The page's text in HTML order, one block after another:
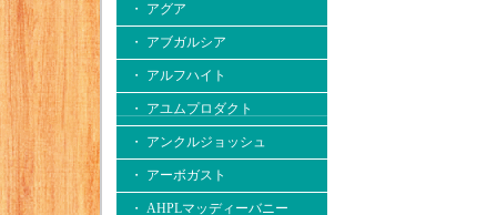
・ アグア
・ アブガルシア
・ アルフハイト
・ アユムプロダクト
・ アンクルジョッシュ
・ アーボガスト
・ AHPLマッディーバニー